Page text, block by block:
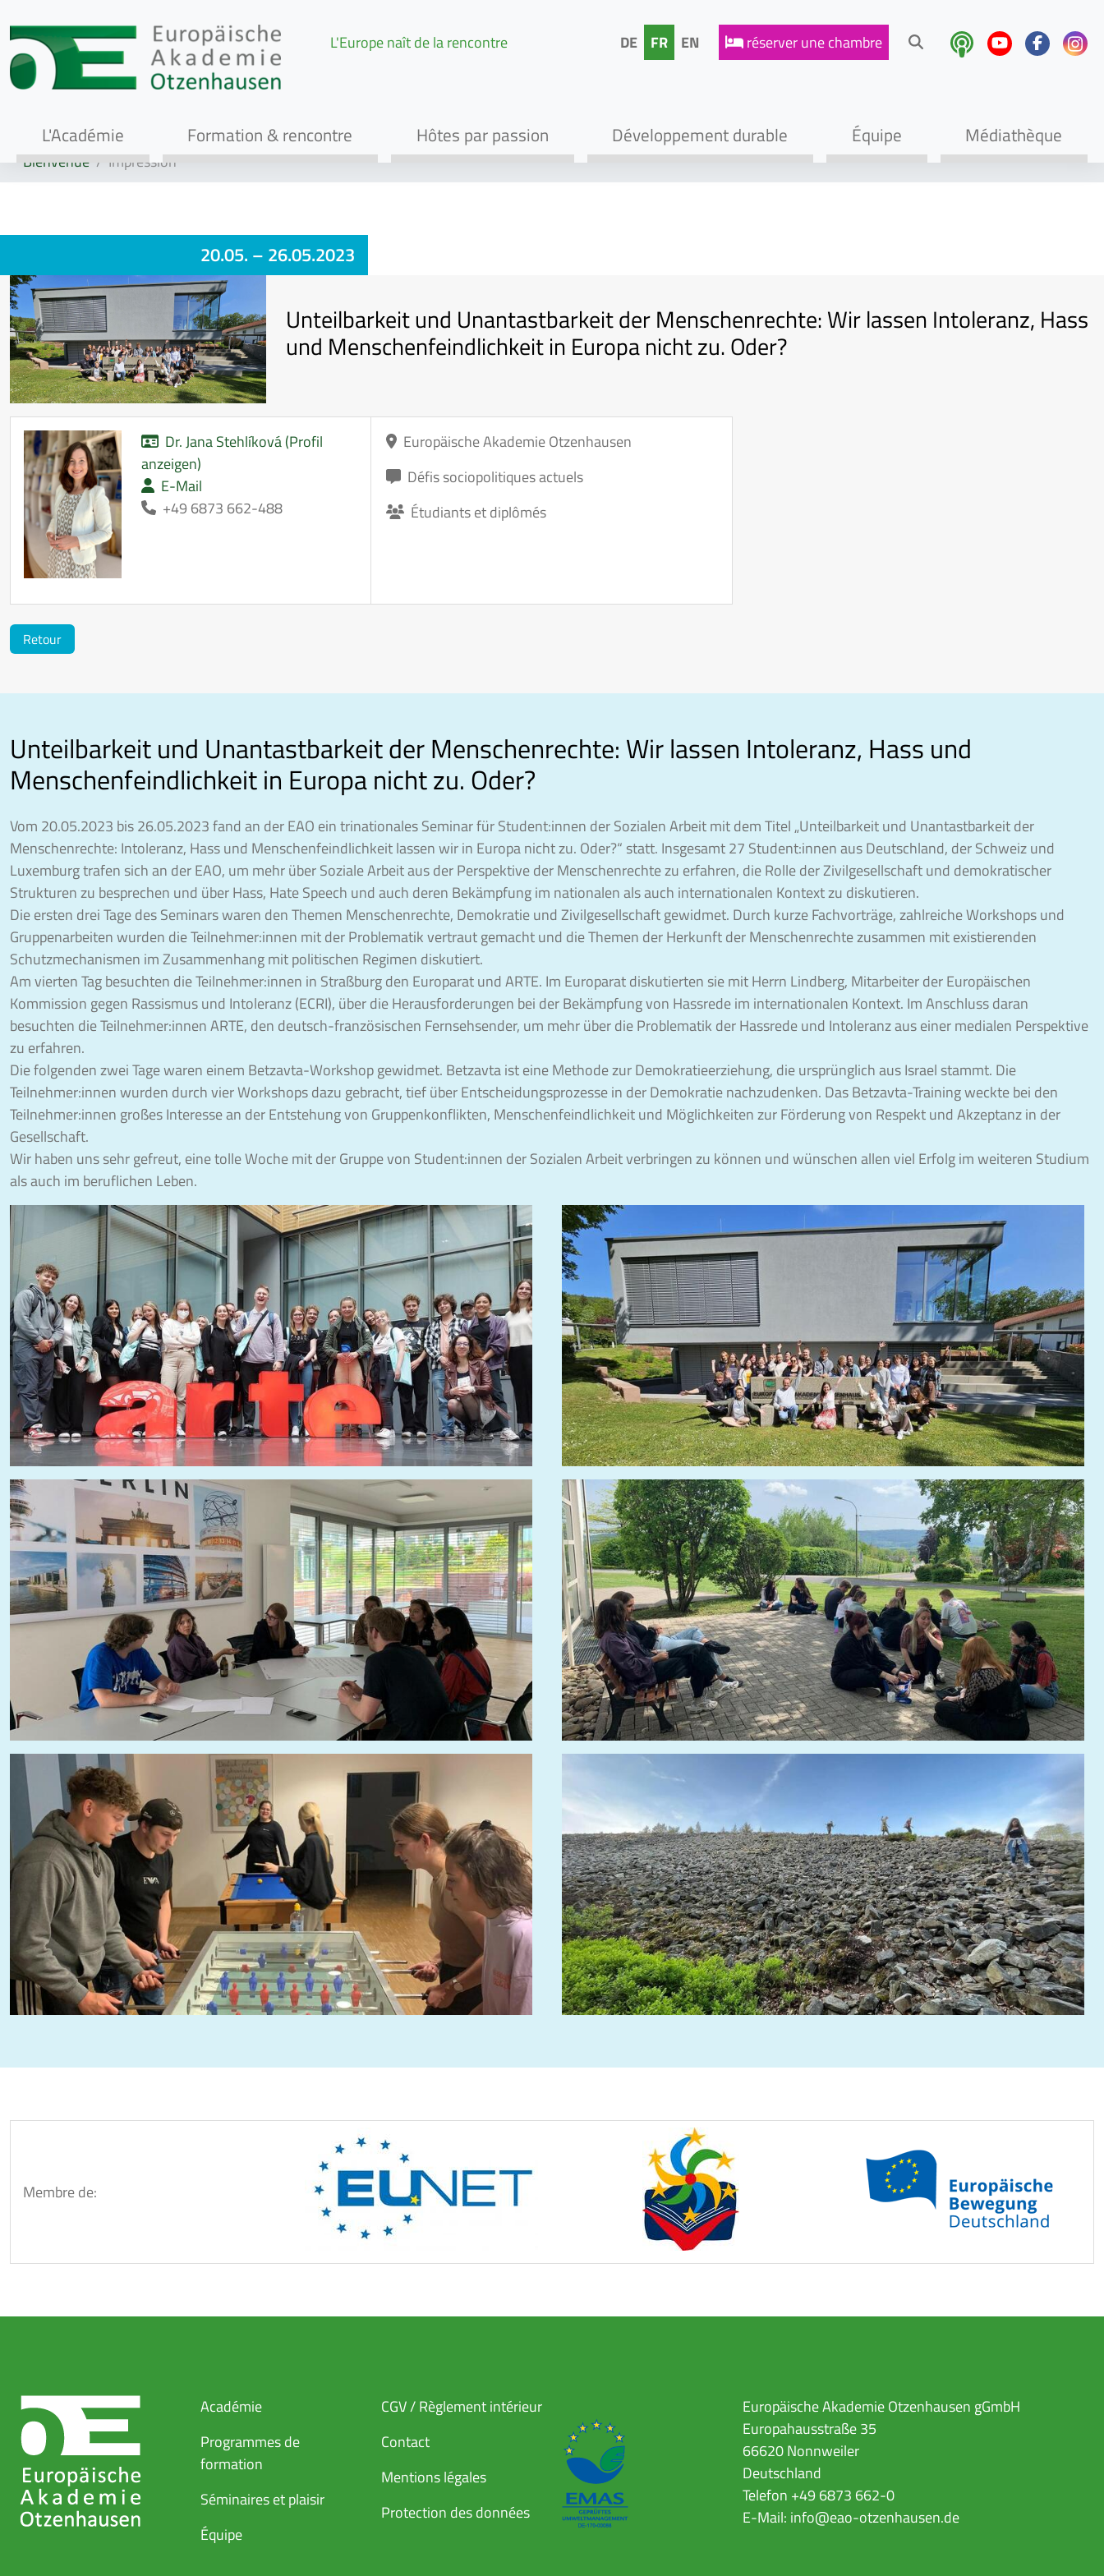
Zur Navigation springen
Zum Inhalt springen
L'Europe naît de la rencontre DE FR EN réserver unechambre
L'Académie Formation & rencontre Hôtes par passion Développement durable Équipe Médiathèque
Bienvenue Impression
20.05. – 26.05.2023
Unteilbarkeit und Unantastbarkeit der Menschenrechte: Wir lassen Intoleranz, Hass
und Menschenfeindlichkeit in Europa nicht zu. Oder?
Dr. Jana Stehlíková (Profil
anzeigen)
E-Mail
+49 6873 662-488
Europäische Akademie Otzenhausen
Défis sociopolitiques actuels
Étudiants et diplômés
Retour
Unteilbarkeit und Unantastbarkeit der Menschenrechte: Wir lassen Intoleranz, Hass und
Menschenfeindlichkeit in Europa nicht zu. Oder?
Vom 20.05.2023 bis 26.05.2023 fand an der EAO ein trinationales Seminar für Student:innen der Sozialen Arbeit mit dem Titel „Unteilbarkeit und Unantastbarkeit der
Menschenrechte: Intoleranz, Hass und Menschenfeindlichkeit lassen wir in Europa nicht zu. Oder?“ statt. Insgesamt 27 Student:innen aus Deutschland, der Schweiz und
Luxemburg trafen sich an der EAO, um mehr über Soziale Arbeit aus der Perspektive der Menschenrechte zu erfahren, die Rolle der Zivilgesellschaft und demokratischer
Strukturen zu besprechen und über Hass, Hate Speech und auch deren Bekämpfung im nationalen als auch internationalen Kontext zu diskutieren.
Die ersten drei Tage des Seminars waren den Themen Menschenrechte, Demokratie und Zivilgesellschaft gewidmet. Durch kurze Fachvorträge, zahlreiche Workshops und
Gruppenarbeiten wurden die Teilnehmer:innen mit der Problematik vertraut gemacht und die Themen der Herkunft der Menschenrechte zusammen mit existierenden
Schutzmechanismen im Zusammenhang mit politischen Regimen diskutiert.
Am vierten Tag besuchten die Teilnehmer:innen in Straßburg den Europarat und ARTE. Im Europarat diskutierten sie mit Herrn Lindberg, Mitarbeiter der Europäischen
Kommission gegen Rassismus und Intoleranz (ECRI), über die Herausforderungen bei der Bekämpfung von Hassrede im internationalen Kontext. Im Anschluss daran
besuchten die Teilnehmer:innen ARTE, den deutsch-französischen Fernsehsender, um mehr über die Problematik der Hassrede und Intoleranz aus einer medialen Perspektive
zu erfahren.
Die folgenden zwei Tage waren einem Betzavta-Workshop gewidmet. Betzavta ist eine Methode zur Demokratieerziehung, die ursprünglich aus Israel stammt. Die
Teilnehmer:innen wurden durch vier Workshops dazu gebracht, tief über Entscheidungsprozesse in der Demokratie nachzudenken. Das Betzavta-Training weckte bei den
Teilnehmer:innen großes Interesse an der Entstehung von Gruppenkonflikten, Menschenfeindlichkeit und Möglichkeiten zur Förderung von Respekt und Akzeptanz in der
Gesellschaft.
Wir haben uns sehr gefreut, eine tolle Woche mit der Gruppe von Student:innen der Sozialen Arbeit verbringen zu können und wünschen allen viel Erfolg im weiteren Studium
als auch im beruflichen Leben.
Membre de:
Académie
Programmes de
formation
Séminaires et plaisir
Équipe
CGV / Règlement intérieur
Contact
Mentions légales
Protection des données
Europäische Akademie Otzenhausen gGmbH
Europahausstraße 35
66620 Nonnweiler
Deutschland
Telefon +49 6873 662-0
E-Mail: info@eao-otzenhausen.de